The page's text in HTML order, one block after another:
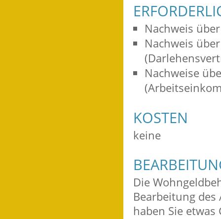
Nachweis
Nachweis
Nachweise
KOSTEN
keine
Die
Bearbeitung
haben Sie etwas